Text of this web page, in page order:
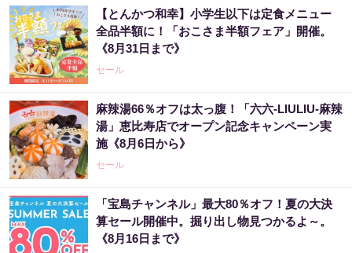
【とんかつ和幸】小学生以下は定食メニュー
全品半額に！「おこさま半額フェア」開催。
《8月31日まで》
セール
麻辣湯66％オフは太っ腹！「六六-LIULIU-麻辣
湯」恵比寿店でオープン記念キャンペーン実
施《8月6日から》
セール
「宝島チャンネル」最大80％オフ！夏の大決
算セール開催中。掘り出し物見つかるよ～。
《8月16日まで》